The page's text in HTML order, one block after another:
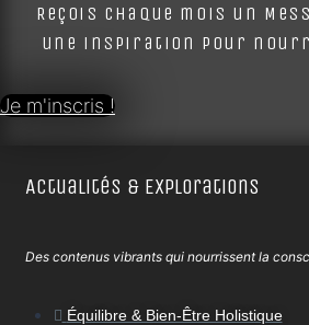
Reçois chaque mois un
une inspiration pour
Je m'inscris !
Actualités & Explorations
Des contenus vibrants qui nourrissent la
Équilibre & Bien-Être Holistique